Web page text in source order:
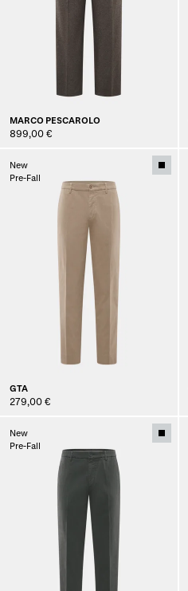
MARCO PESCAROLO
899,00 €
New
Pre-Fall
GTA
279,00 €
New
Pre-Fall